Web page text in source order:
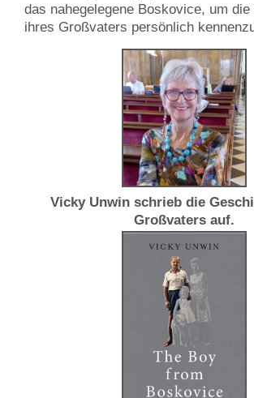
das nahegelegene Boskovice, um
ihres Großvaters persönlich
Vicky Unwin schrieb die
Großvaters auf.